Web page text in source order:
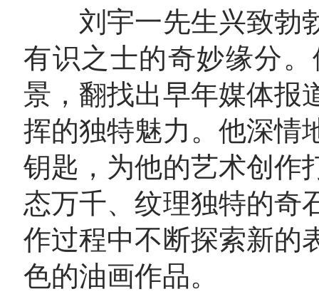
刘宇一先生兴致勃勃
有识之士的奇妙缘分
景，翻找出早年媒体报
挥的独特魅力。他深情
钥匙，为他的艺术创作
态万千、纹理独特的奇
作过程中不断探索新的
色的油画作品。